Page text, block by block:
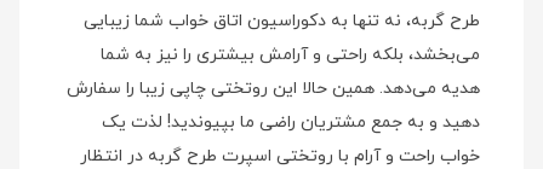
طرح گربه، نه تنها به دکوراسیون اتاق خواب شما زیبایی
می‌بخشد، بلکه راحتی و آرامش بیشتری را نیز به شما
هدیه می‌دهد. همین حالا این روتختی چاپی زیبا را سفارش
دهید و به جمع مشتریان راضی ما بپیوندید! لذت یک
خواب راحت و آرام با روتختی اسپرت طرح گربه در انتظار